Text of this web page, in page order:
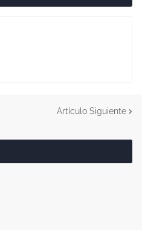
Artículo Siguiente